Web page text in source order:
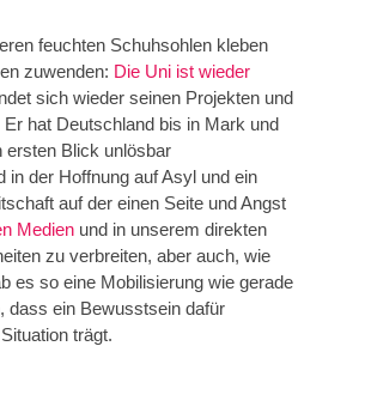
feuchten Schuhsohlen kleben
zuwenden: Die Uni ist wieder
sich wieder seinen Projekten und
Er hat Deutschland bis in Mark und
ersten Blick unlösbar
in der Hoffnung auf Asyl und ein
auf der einen Seite und Angst
Medien und in unserem direkten
zu verbreiten, aber auch, wie
es so eine Mobilisierung wie gerade
dass ein Bewusstsein dafür
trägt.